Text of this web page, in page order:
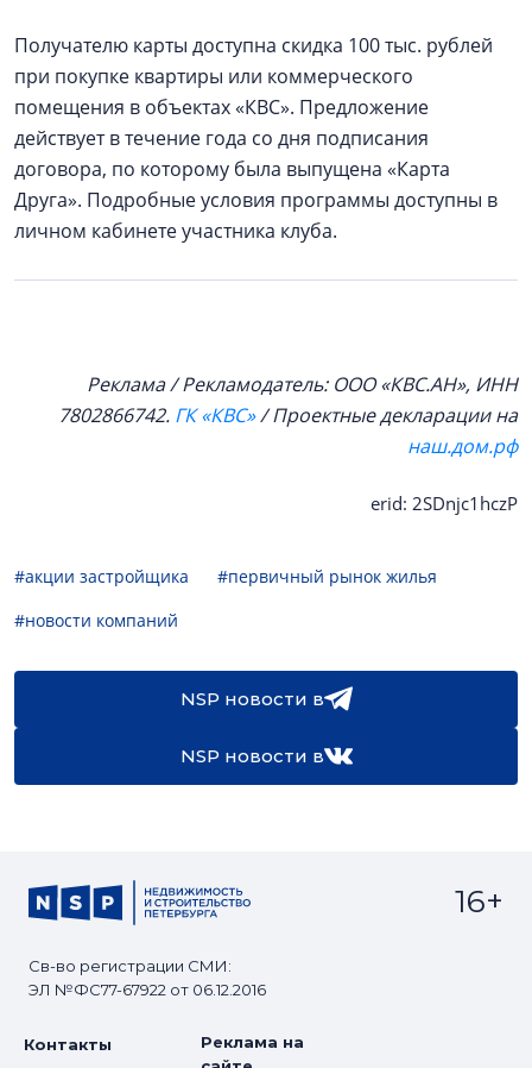
Получателю карты доступна скидка 100 тыс. рублей
при покупке квартиры или коммерческого
помещения в объектах «КВС». Предложение
действует в течение года со дня подписания
договора, по которому была выпущена «Карта
Друга». Подробные условия программы доступны в
личном кабинете участника клуба.
Реклама / Рекламодатель: ООО «КВС.АН», ИНН
7802866742. ГК «КВС»/ Проектные декларации на
наш.дом.рф
erid: 2SDnjc1hczP
#акции застройщика
#первичный рынок жилья
#новости компаний
NSP новости в
NSP новости в
Св-во регистрации СМИ:
ЭЛ №ФС77-67922 от 06.12.2016
16+
Контакты
Реклама на